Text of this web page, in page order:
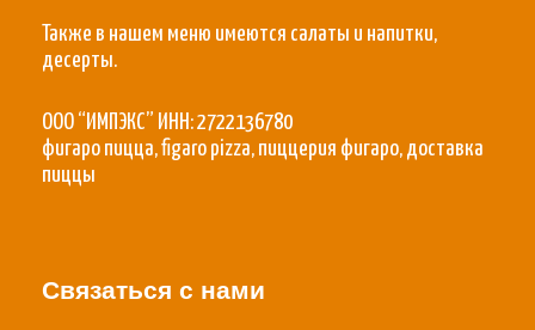
Также в нашем меню имеются салаты и напитки,
десерты.
ООО “ИМПЭКС” ИНН: 2722136780
фигаро пицца, figaro pizza, пиццерия фигаро, доставка
пиццы
Связаться с нами